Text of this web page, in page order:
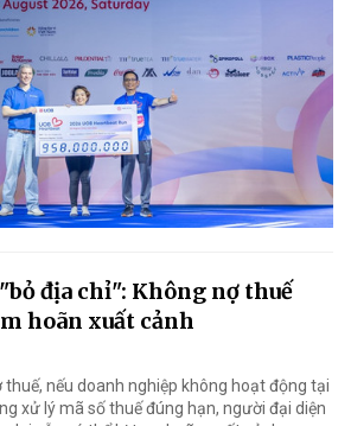
địa chỉ": Không nợ thuế
hoãn xuất cảnh
thuế, nếu doanh nghiệp không hoạt động tại
xử lý mã số thuế đúng hạn, người đại diện